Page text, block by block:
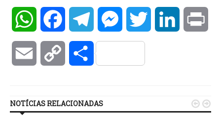
WhatsAppFacebookTelegramMessengerTwitter LinkedIn
Email Copy Compartilhar
NOTÍCIAS RELACIONADAS  